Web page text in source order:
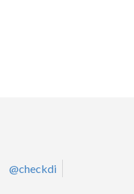
@checkdi